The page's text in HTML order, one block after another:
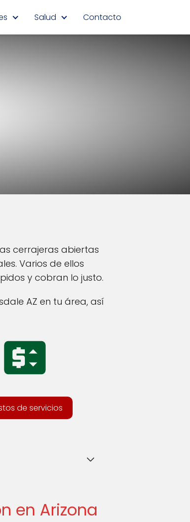
Salud Contacto
cerrajeras abiertas
Varios de ellos
y cobran lo justo.
AZ en tu área, así
de servicios
en Arizona